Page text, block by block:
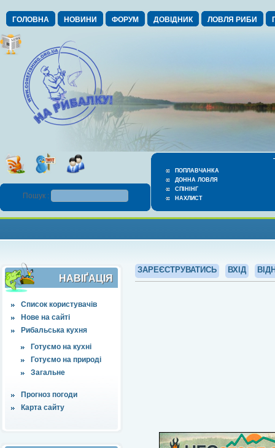
ГОЛОВНА НОВИНИ ФОРУМ ДОВІДНИК ЛОВЛЯ РИБИ
ПОПЛАВЧАНКА
ДОННА ЛОВЛЯ
СПІНІНГ
НАХЛИСТ
Пошук :
НАВІҐАЦІЯ
Список користувачів
Нове на сайті
Рибальська кухня
Готуємо на кухні
Готуємо на природі
Загальне
Прогноз погоди
Карта сайту
ЗАРЕЄСТРУВАТИСЬ ВХІД